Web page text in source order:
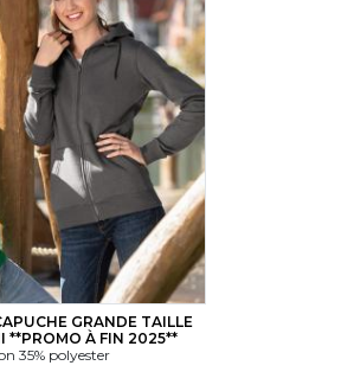
GRANDE TAILLE
**PROMO À FIN 2025**
35% polyester